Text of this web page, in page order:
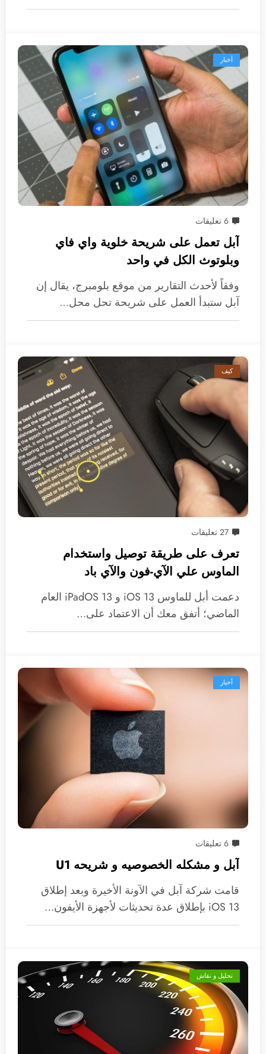
أخبار
6 تعليقات
آبل تعمل على شريحة خلوية واي فاي
وبلوتوث الكل في واحد
وفقاً لأحدث التقارير من موقع بلومبرج، يقال إن
آبل ستبدأ العمل على شريحة تحل محل…
كيف
27 تعليقات
تعرف على طريقة توصيل واستخدام
الماوس علي الآي-فون والآي باد
دعمت أبل للماوس iOS 13 و iPadOS 13 العام
الماضي؛ أتفق معك أن الاعتماد على…
أخبار
6 تعليقات
آبل و مشكله الخصوصيه و شريحه U1
قامت شركة آبل في الآونة الأخيرة وبعد إطلاق
iOS 13 بإطلاق عدة تحديثات لأجهزة الأيفون…
تحليل و نقاش